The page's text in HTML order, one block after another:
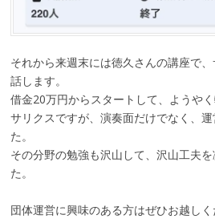
それから来週末には徳久さんの講座で
話します。
借金20万円からスタートして、ようや
サリクスですが、演奏面だけでなく、
た。
その分野の勉強も沢山して、沢山工夫
た。
団体運営に興味のある方はぜひお越しく